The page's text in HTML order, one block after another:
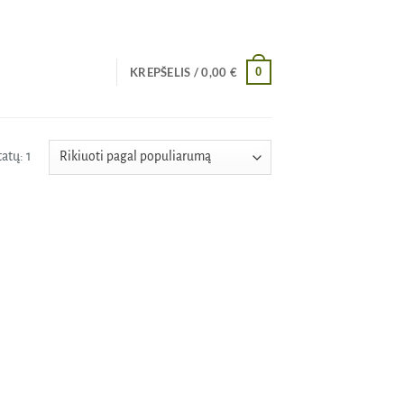
KREPŠELIS /0,00 € 0
1